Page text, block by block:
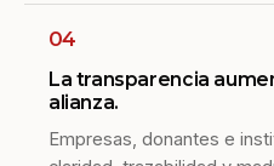
04
La transparencia
alianza.
Empresas, donantes e